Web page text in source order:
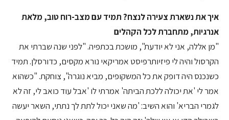
איך את נשארת צעירה לנצח? תמיד עם מצב-רוח טוב, מלאת
אנרגיות, מתחברת לכל הקהלים
"מן אללה, אני לא יודעת", מושכת בכתפיה. "לפני שנה שברתי את
הקרסול והיה לי פיזיותרפיסט אמריקאי נורא מקסים, כדורסלן. תמיד
כשנכנס היה דופק את כל המשקופים, מביא נוגרה", צוחקת. "כשהוא
אמר לי 'את יכולה ללכת הביתה' אמרתי לו 'אבל עוד כואב לי, זה לא
לגמרי הבריא' והוא השיב: 'מה שאני יכול לתת לך נתתי, השאר יעשה